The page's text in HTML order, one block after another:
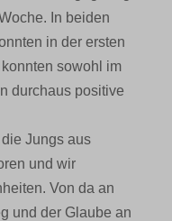
In beiden
in der ersten
sowohl im
durchaus positive
Jungs aus
und wir
Von da an
und der Glaube an